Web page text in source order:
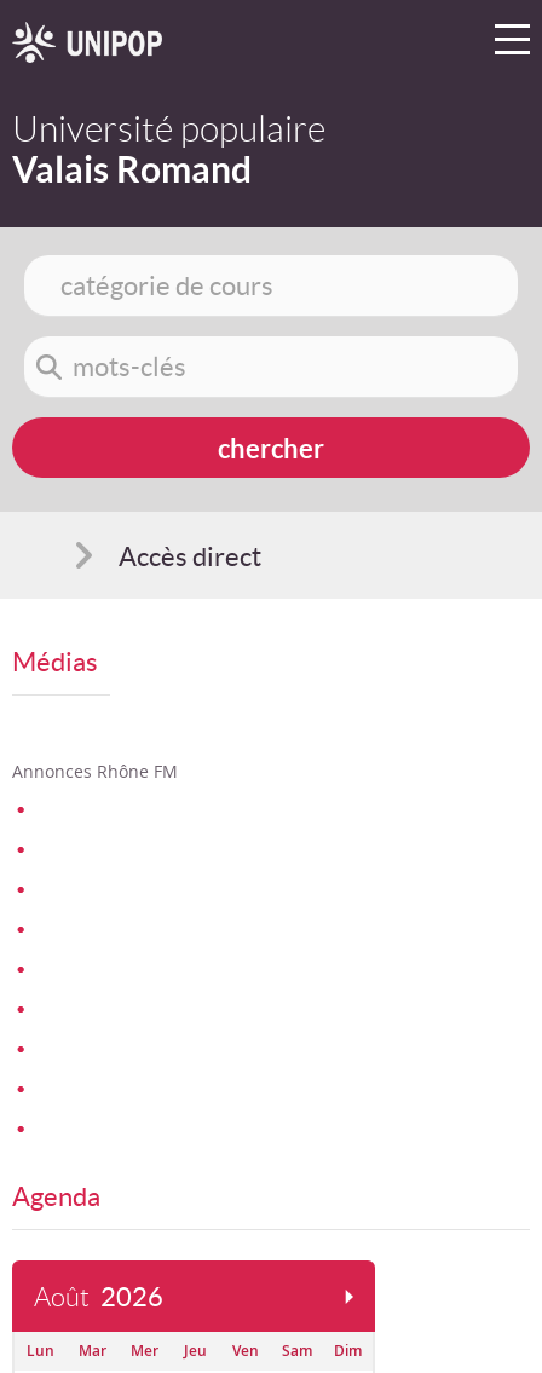
Université populaire
Valais Romand
Accès direct
Médias
Annonces Rhône FM
Agenda
Août 2026
Lun Mar Mer Jeu Ven Sam
Dim